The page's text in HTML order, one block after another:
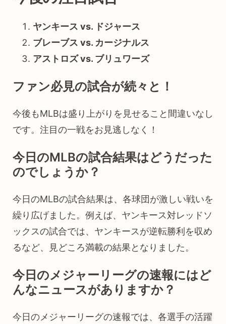
ヤンキース vs. ドジャース
ブレーブス vs. カージナルス
アストロズ vs. ブリュワーズ
ファン必見の試合が続々と！
今後もMLBは盛り上がりを見せること間違いなし
です。注目の一戦をお見逃しなく！
今日のMLBの試合結果はどうだった
のでしょうか？
今日のMLBの試合結果は、各球団が激しい戦いを
繰り広げました。例えば、ヤンキース対レッドソ
ックスの試合では、ヤンキースが逆転勝利を収め
るなど、見どころ満載の結果となりました。
今日のメジャーリーグの速報にはど
んなニュースがありますか？
今日のメジャーリーグの速報では、各選手の活躍